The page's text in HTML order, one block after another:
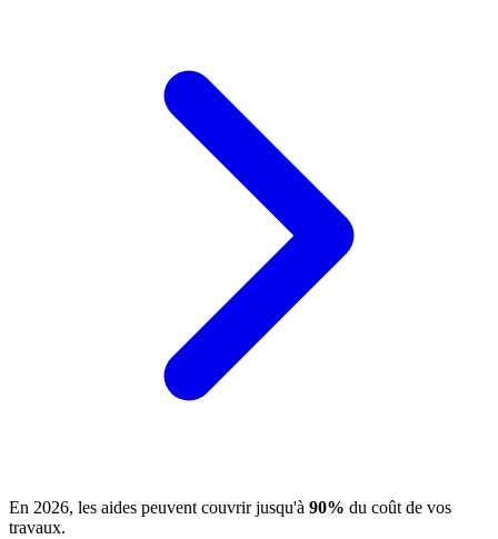
En 2026, les aides peuvent couvrir jusqu'à 90% du coût de vos
travaux.